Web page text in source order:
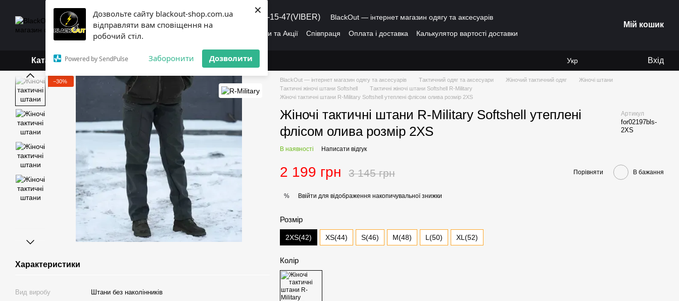
Дозвольте сайту blackout-shop.com.ua
відправляти вам сповіщення на
робочий стіл.
Powered by SendPulse Заборонити Дозволити
×
Перейти до основного контенту
+38 (068) 119-18-19,+38 (095) 486-15-47(VIBER)
BlackOut — інтернет магазин одягу та аксесуарів
Каталог
Знижки та Акції Співпраця Оплата і доставка
Калькулятор вартості доставки
Мій кошик
Каталог Укр Вхід
−30%
Характеристики
Вид виробу
Штани без наколінників
BlackOut — інтернет магазин одягу та аксесуарів Тактичний одяг та аксесуари Жіночий тактичний одяг
Жіночі штани
Тактичні жіночі штани Softshell
Тактичні жіночі штани Softshell R-Military
Жіночі тактичні штани R-Military Softshell утеплені флісом олива розмір 2XS
Жіночі тактичні штани R-Military Softshell утеплені
флісом олива розмір 2XS
Артикул
for02197bls-
2XS
В наявності Написати відгук
2 199 грн 3 145 грн Порівняти В бажання
% Ввійти для відображення накопичувальної знижки
Розмір
2XS(42) XS(44) S(46) M(48) L(50) XL(52)
Колір